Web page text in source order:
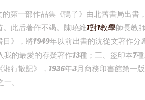
的第一部作品集《鴨子》由北舊書局出
此后著作不竭。陳曉維1對1教學師長教
》，將1949年以前出書的沈從文著作
的最愛的存疑著作13種；三、盜印本7
行散記》，1936年3月商務印書館第一
。